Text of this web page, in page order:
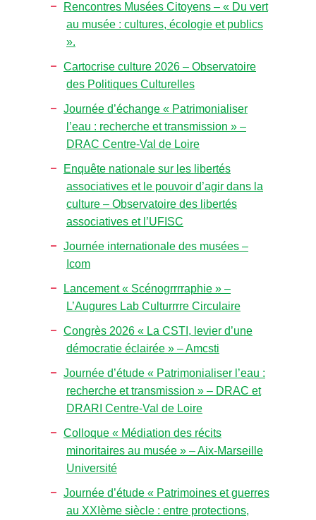
Rencontres Musées Citoyens – « Du vert
au musée : cultures, écologie et publics
».
Cartocrise culture 2026 – Observatoire
des Politiques Culturelles
Journée d’échange « Patrimonialiser
l’eau : recherche et transmission » –
DRAC Centre-Val de Loire
Enquête nationale sur les libertés
associatives et le pouvoir d’agir dans la
culture – Observatoire des libertés
associatives et l’UFISC
Journée internationale des musées –
Icom
Lancement « Scénogrrrraphie » –
L’Augures Lab Culturrrre Circulaire
Congrès 2026 « La CSTI, levier d’une
démocratie éclairée » – Amcsti
Journée d’étude « Patrimonialiser l’eau :
recherche et transmission » – DRAC et
DRARI Centre-Val de Loire
Colloque « Médiation des récits
minoritaires au musée » – Aix-Marseille
Université
Journée d’étude « Patrimoines et guerres
au XXIème siècle : entre protections,